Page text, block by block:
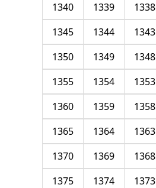
1338
1339
1340
1343
1344
1345
1348
1349
1350
1353
1354
1355
1358
1359
1360
1363
1364
1365
1368
1369
1370
1373
1374
1375